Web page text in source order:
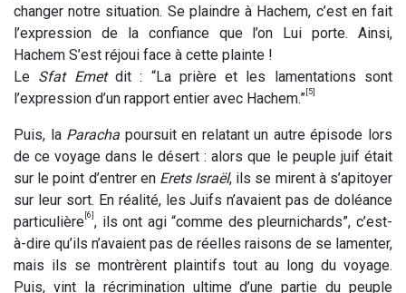
changer notre situation. Se plaindre à Hachem, c’est en fait
l’expression de la confiance que l’on Lui porte. Ainsi,
Hachem S’est réjoui face à cette plainte !
Le Sfat Emetdit : “La prière et les lamentations sont
l’expression d’un rapport entier avec Hachem.” [5]
Puis, la Paracha poursuit en relatant un autre épisode lors
de ce voyage dans le désert : alors que le peuple juif était
sur le point d’entrer en Erets Israël, ils se mirent à s’apitoyer
sur leur sort. En réalité, les Juifs n’avaient pas de doléance
particulière [6] , ils ont agi “comme des pleurnichards”, c’est-
à-dire qu’ils n’avaient pas de réelles raisons de se lamenter,
mais ils se montrèrent plaintifs tout au long du voyage.
Puis, vint la récrimination ultime d’une partie du peuple